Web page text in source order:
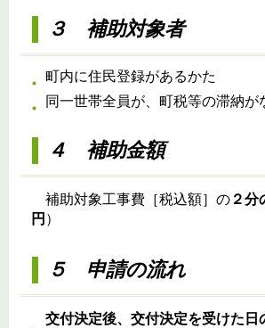
３ 補助対象者
町内に住民登録があるかた
同一世帯全員が、町税等の滞納が
４ 補助金額
補助対象工事費［税込額］の２分
円 ）
５ 申請の流れ
交付決定後、 交付決定を受けた日